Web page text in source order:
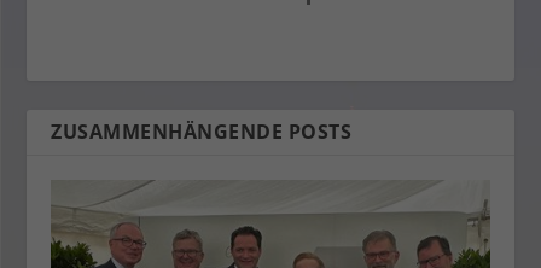
ZUSAMMENHÄNGENDE POSTS